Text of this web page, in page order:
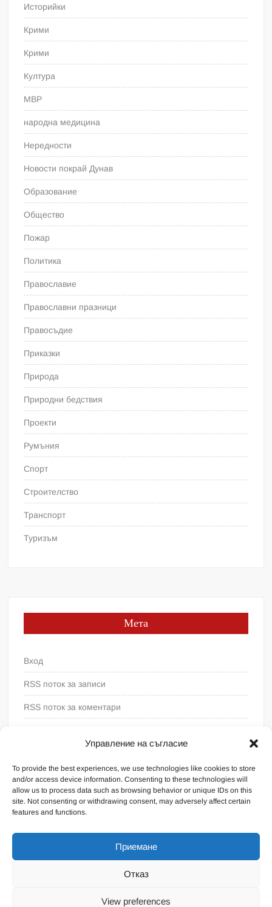
Управление на съгласие
To provide the best experiences, we use technologies like cookies to store
and/or access device information. Consenting to these technologies will
allow us to process data such as browsing behavior or unique IDs on this
site. Not consenting or withdrawing consent, may adversely affect certain
features and functions.
Приемане
Отказ
View preferences
Историйки
Крими
Крими
Култура
МВР
народна медицина
Нередности
Новости покрай Дунав
Образование
Общество
Пожар
Политика
Православие
Православни празници
Правосъдие
Приказки
Природа
Природни бедствия
Проекти
Румъния
Спорт
Строителство
Транспорт
Туризъм
Мета
Вход
RSS поток за записи
RSS поток за коментари
Proudly powered by WordPress |Theme: FreeNews